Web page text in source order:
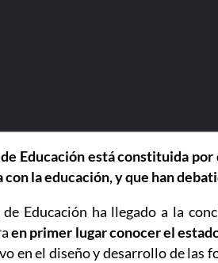
de Educación está constituida
la educación, y que han
de Educación ha llegado a la
en primer lugar conocer el
en el diseño y desarrollo de las